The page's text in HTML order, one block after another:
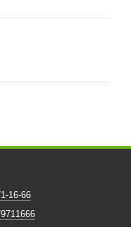
16-66